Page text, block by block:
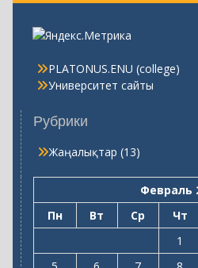
Рубрики
Жаңалықтар(13)
Пн
12
13 14 15
22
26
27 28 29